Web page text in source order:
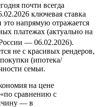
почти всегда
ключевая ставка
это напрямую отражается
платежах (актуально на
— 06.02.2026).
не с красивых рендеров,
(ипотека/
семьи.
на цене
сравнению с
— в